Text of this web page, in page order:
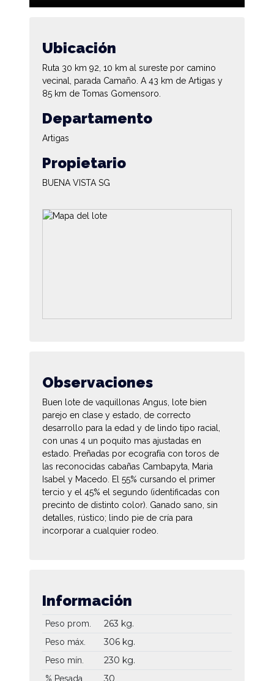
Ubicación
Ruta 30 km 92, 10 km al sureste por camino
vecinal, parada Camaño. A 43 km de Artigas y
85 km de Tomas Gomensoro.
Departamento
Artigas
Propietario
BUENA VISTA SG
Observaciones
Buen lote de vaquillonas Angus, lote bien
parejo en clase y estado, de correcto
desarrollo para la edad y de lindo tipo racial,
con unas 4 un poquito mas ajustadas en
estado. Preñadas por ecografía con toros de
las reconocidas cabañas Cambapyta, Maria
Isabel y Macedo. El 55% cursando el primer
tercio y el 45% el segundo (identificadas con
precinto de distinto color). Ganado sano, sin
detalles, rústico; lindo pie de cría para
incorporar a cualquier rodeo.
Información
Peso prom. 263 kg.
Peso máx. 306 kg.
Peso mín. 230 kg.
% Pesada 30